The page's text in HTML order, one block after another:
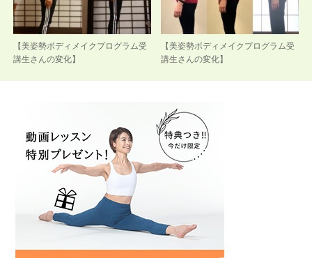
【美姿勢ボディメイクプログラム受
講生さんの変化】
【美姿勢ボディメイクプログラム受
講生さんの変化】